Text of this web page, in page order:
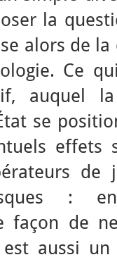
la
alors de
Ce
auquel
se
effets
de
:
façon de
est aussi